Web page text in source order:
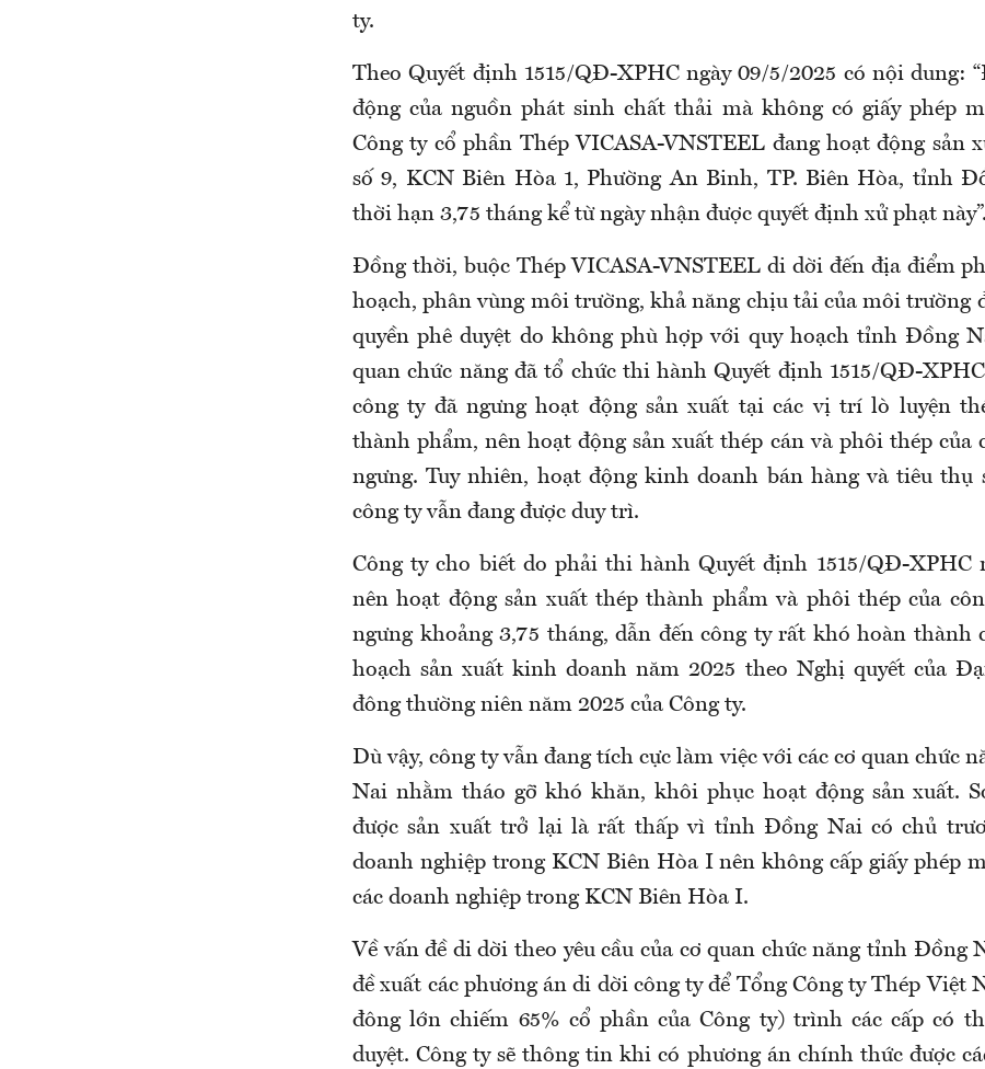
ty.
Theo Quyết định 1515/QĐ-XPHC ngày 09/5/2025 có nội dung:
động của nguồn phát sinh chất thải mà không có giấy phép
Công ty cổ phần Thép VICASA-VNSTEEL đang hoạt động sản
số 9, KCN Biên Hòa 1, Phường An Binh, TP. Biên Hòa, tỉnh
thời hạn 3,75 tháng kể từ ngày nhận được quyết định xử phạt này”.
Đồng thời, buộc Thép VICASA-VNSTEEL di dời đến địa điểm
hoạch, phân vùng môi trường, khả năng chịu tải của môi trường
quyền phê duyệt do không phù hợp với quy hoạch tỉnh Đồng
quan chức năng đã tổ chức thi hành Quyết định 1515/QĐ-
công ty đã ngưng hoạt động sản xuất tại các vị trí lò luyện
thành phẩm, nên hoạt động sản xuất thép cán và phôi thép của
ngưng. Tuy nhiên, hoạt động kinh doanh bán hàng và tiêu thụ
công ty vẫn đang được duy trì.
Công ty cho biết do phải thi hành Quyết định 1515/QĐ-XPHC
nên hoạt động sản xuất thép thành phẩm và phôi thép của
ngưng khoảng 3,75 tháng, dẫn đến công ty rất khó hoàn thành
hoạch sản xuất kinh doanh năm 2025 theo Nghị quyết của
đông thường niên năm 2025 của Công ty.
Dù vậy, công ty vẫn đang tích cực làm việc với các cơ quan chức
Nai nhằm tháo gỡ khó khăn, khôi phục hoạt động sản xuất.
được sản xuất trở lại là rất thấp vì tỉnh Đồng Nai có chủ
doanh nghiệp trong KCN Biên Hòa I nên không cấp giấy phép
các doanh nghiệp trong KCN Biên Hòa I.
Về vấn đề di dời theo yêu cầu của cơ quan chức năng tỉnh Đồng
đề xuất các phương án di dời công ty để Tổng Công ty Thép Việt
đông lớn chiếm 65% cổ phần của Công ty) trình các cấp có
duyệt. Công ty sẽ thông tin khi có phương án chính thức được